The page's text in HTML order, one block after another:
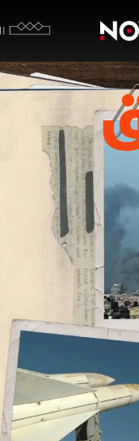
الثقافية